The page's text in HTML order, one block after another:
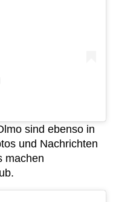
sind ebenso in
und Nachrichten
machen